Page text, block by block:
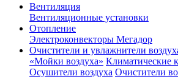
Вентиляция
Вентиляционные установки
Отопление
Электроконвекторы Мегадор
Очистители и увлажнители
«Мойки воздуха» Климатические
Осушители воздуха Очистители